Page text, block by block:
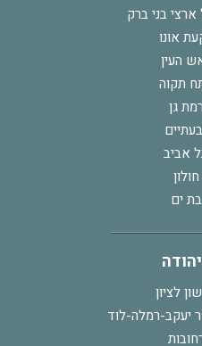
בני ברק
אונו
העין
תקוה
גן
אביב
ים
לציון
יעקב-רמלה-לוד